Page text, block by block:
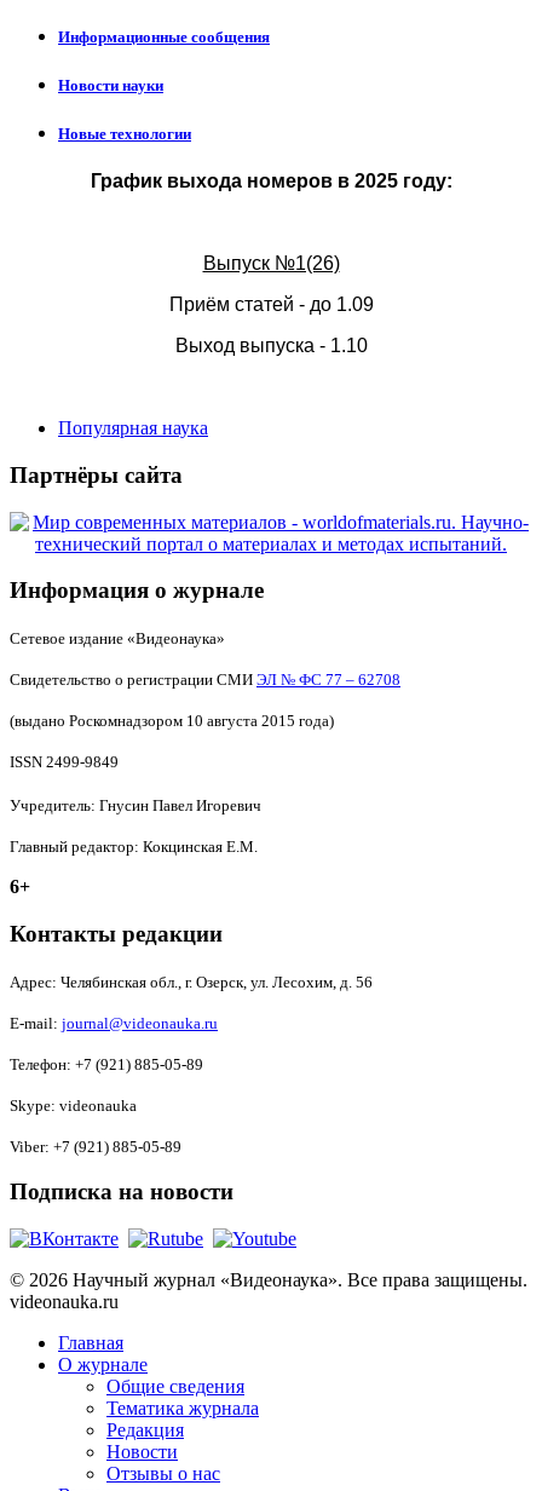
Информационные сообщения
Новости науки
Новые технологии
График выхода номеров в 2025 году:
Выпуск №1(26)
Приём статей - до 1.09
Выход выпуска - 1.10
Популярная наука
Партнёры сайта
Информация о журнале
Сетевое издание «Видеонаука»
Свидетельство о регистрации СМИ ЭЛ № ФС 77 – 62708
(выдано Роскомнадзором 10 августа 2015 года)
ISSN 2499-9849
Учредитель: Гнусин Павел Игоревич
Главный редактор: Кокцинская Е.М.
6+
Контакты редакции
Адрес: Челябинская обл., г. Озерск, ул. Лесохим, д. 56
E-mail: journal@videonauka.ru
Телефон: +7 (921) 885-05-89
Skype: videonauka
Viber: +7 (921) 885-05-89
Подписка на новости
© 2026 Научный журнал «Видеонаука». Все права защищены.
videonauka.ru
Главная
О журнале
Общие сведения
Тематика журнала
Редакция
Новости
Отзывы о нас